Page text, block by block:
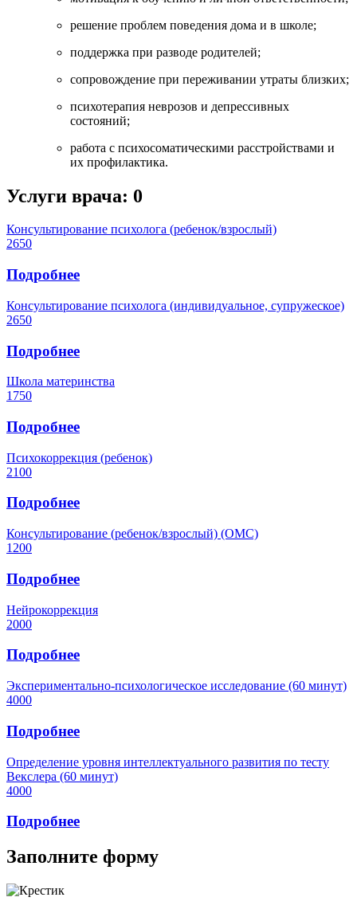
решение проблем поведения дома и в школе;
поддержка при разводе родителей;
сопровождение при переживании утраты близких;
психотерапия неврозов и депрессивных
состояний;
работа с психосоматическими расстройствами и
их профилактика.
Услуги врача: 0
Консультирование психолога (ребенок/взрослый)
2650
Подробнее
Консультирование психолога (индивидуальное, супружеское)
2650
Подробнее
Школа материнства
1750
Подробнее
Психокоррекция (ребенок)
2100
Подробнее
Консультирование (ребенок/взрослый) (ОМС)
1200
Подробнее
Нейрокоррекция
2000
Подробнее
Экспериментально-психологическое исследование (60 минут)
4000
Подробнее
Определение уровня интеллектуального развития по тесту
Векслера (60 минут)
4000
Подробнее
Заполните форму